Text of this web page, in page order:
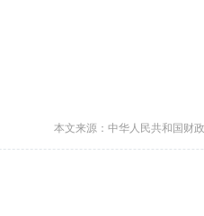
本文来源：中华人民共和国财